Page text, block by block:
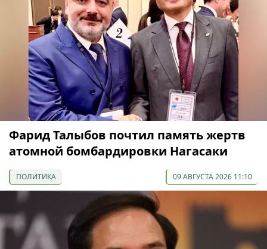
Фарид Талыбов почтил память жертв
атомной бомбардировки Нагасаки
ПОЛИТИКА 09 АВГУСТА 2026 11:10